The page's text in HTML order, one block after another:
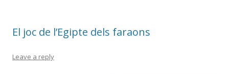
k ix
El joc de l’Egipte dels faraons
Leave a reply